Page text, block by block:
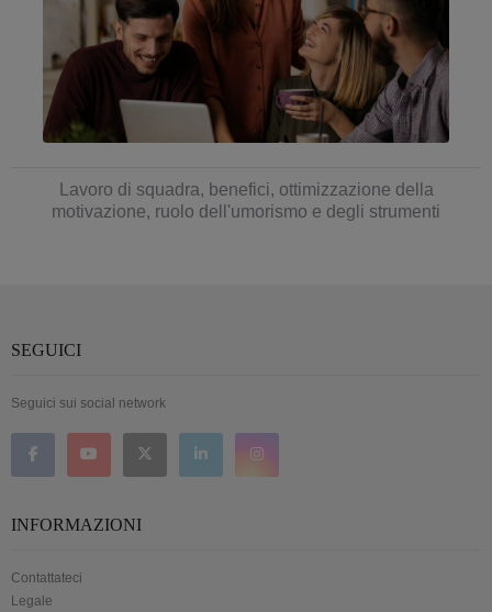
Lavoro di squadra, benefici, ottimizzazione della
motivazione, ruolo dell'umorismo e degli strumenti
SEGUICI
Seguici sui social network
INFORMAZIONI
Contattateci
Legale